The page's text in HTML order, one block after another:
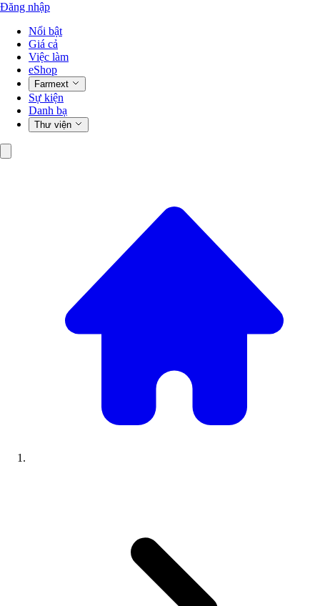
Đăng nhập
Nổi bật
Giá cả
Việc làm
eShop
Farmext
Sự kiện
Danh bạ
Thư viện